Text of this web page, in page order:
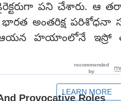
పని చేశారు. ఆ
అంతరిక్ష పరిశోధనా
ఆయన హయాంలోనే ఇస్రో